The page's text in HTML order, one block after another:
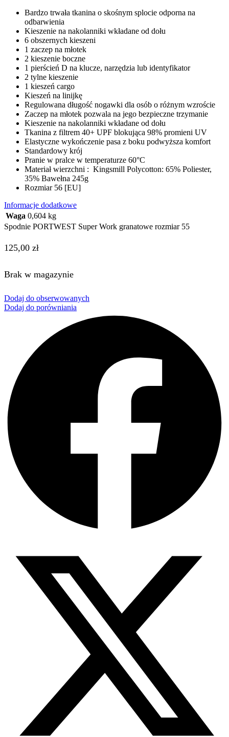
Bardzo trwała tkanina o skośnym splocie odporna na
odbarwienia
Kieszenie na nakolanniki wkładane od dołu
6 obszernych kieszeni
1 zaczep na młotek
2 kieszenie boczne
1 pierścień D na klucze, narzędzia lub identyfikator
2 tylne kieszenie
1 kieszeń cargo
Kieszeń na linijkę
Regulowana długość nogawki dla osób o różnym wzroście
Zaczep na młotek pozwala na jego bezpieczne trzymanie
Kieszenie na nakolanniki wkładane od dołu
Tkanina z filtrem 40+ UPF blokująca 98% promieni UV
Elastyczne wykończenie pasa z boku podwyższa komfort
Standardowy krój
Pranie w pralce w temperaturze 60°C
Materiał wierzchni : Kingsmill Polycotton: 65% Poliester,
35% Bawełna 245g
Rozmiar 56 [EU]
Informacje dodatkowe
Waga 0,604 kg
Spodnie PORTWEST Super Work granatowe rozmiar 55
125,00 zł
Brak w magazynie
Dodaj do obserwowanych
Dodaj do porówniania